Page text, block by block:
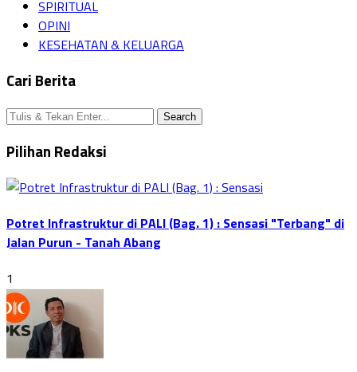
SPIRITUAL
OPINI
KESEHATAN & KELUARGA
Cari Berita
Pilihan Redaksi
Potret Infrastruktur di PALI (Bag. 1) : Sensasi "Terbang" di
Jalan Purun - Tanah Abang
1